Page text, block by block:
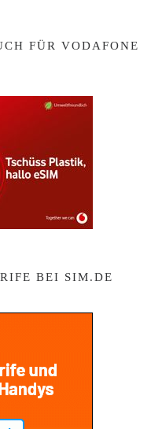
FÜR VODAFONE
BEI SIM.DE